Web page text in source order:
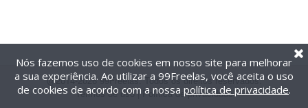
@2014-2026 99Freelas. Todos os direitos reservados.
Termos de uso| Política de privacidade
Nós fazemos uso de cookies em nosso site para melhorar
a sua experiência. Ao utilizar a 99Freelas, você aceita o uso
de cookies de acordo com a nossa política de privacidade.